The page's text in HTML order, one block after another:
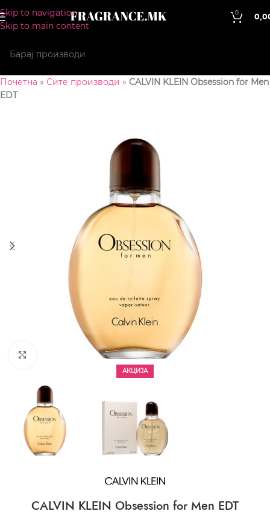
Skip to navigation
Skip to main content
0
Почетна » Сите производи » CALVIN KLEIN Obsession for Men
EDT
АКЦИЈА
CLICK TO ENLARGE
CALVIN KLEIN Obsession for Men EDT